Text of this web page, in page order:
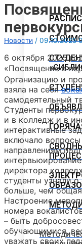
Новости / 09.10.2025
6 октября 2025
«Посвящение в
Организацию и
взяла на себя
самодеятельный
Студенты
и в колледж и в
интерактивные
включало
направлениям
директора
студенты узнали
больше, чем
Настроение
номера
– быть
обучающимися,
уважать своих